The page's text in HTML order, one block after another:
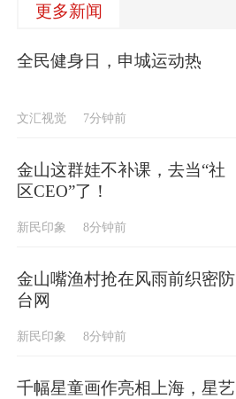
更多新闻
全民健身日，申城运动热
文汇视觉 7分钟前
金山这群娃不补课，去当“社
区CEO”了！
新民印象 8分钟前
金山嘴渔村抢在风雨前织密防
台网
新民印象 8分钟前
千幅星童画作亮相上海，星艺